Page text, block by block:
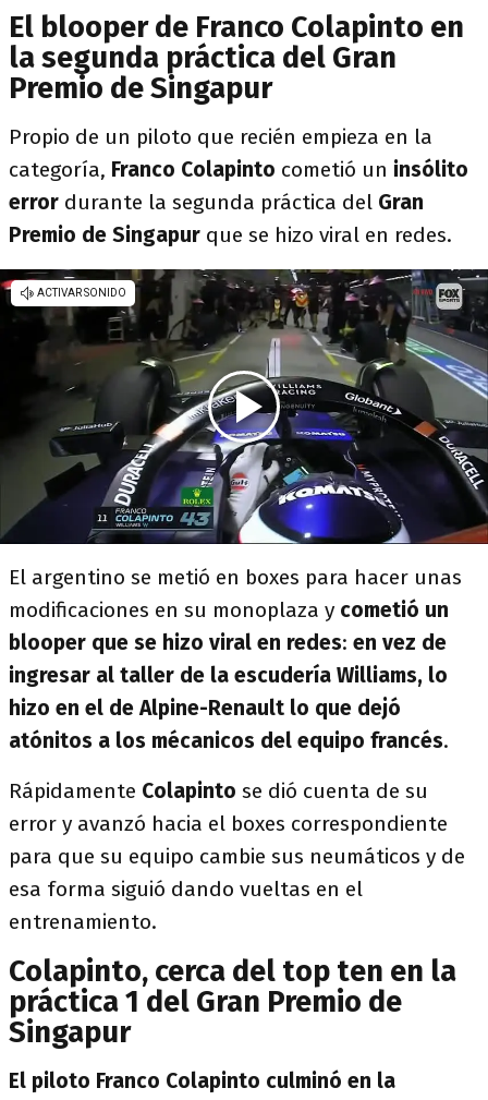
El blooper de Franco Colapinto en
la segunda práctica del Gran
Premio de Singapur
Propio de un piloto que recién empieza en la
categoría, Franco Colapinto cometió un insólito
error durante la segunda práctica del Gran
Premio de Singapur que se hizo viral en redes.
El argentino se metió en boxes para hacer unas
modificaciones en su monoplaza y cometió un
blooper que se hizo viral en redes: en vez de
ingresar al taller de la escudería Williams, lo
hizo en el de Alpine-Renault lo que dejó
atónitos a los mécanicos del equipo francés.
Rápidamente Colapinto se dió cuenta de su
error y avanzó hacia el boxes correspondiente
para que su equipo cambie sus neumáticos y de
esa forma siguió dando vueltas en el
entrenamiento.
Colapinto, cerca del top ten en la
práctica 1 del Gran Premio de
Singapur
El piloto Franco Colapinto culminó en la